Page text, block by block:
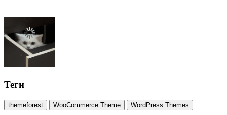
Теги
themeforest WooCommerce Theme WordPress Themes